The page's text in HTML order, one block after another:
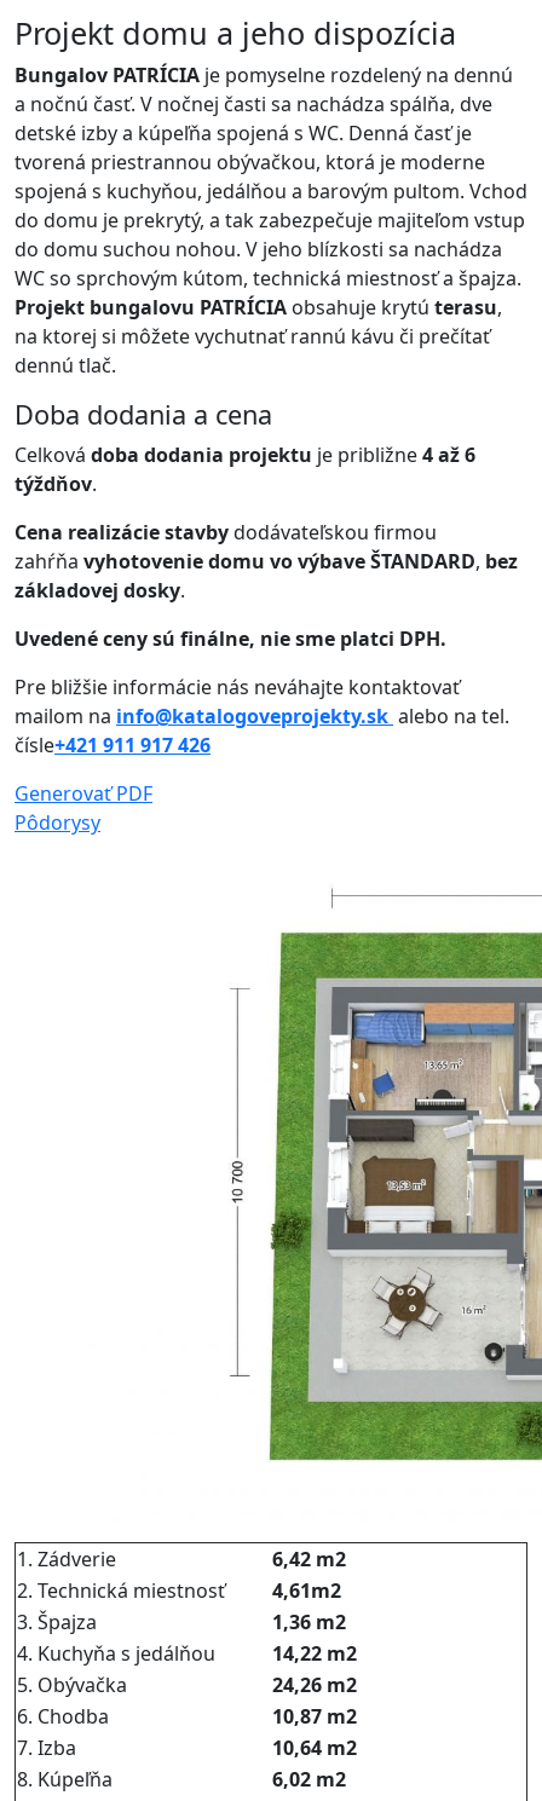
Projekt domu a jeho dispozícia
Bungalov PATRÍCIA je pomyselne rozdelený na dennú
a nočnú časť. V nočnej časti sa nachádza spálňa, dve
detské izby a kúpeľňa spojená s WC. Denná časť je
tvorená priestrannou obývačkou, ktorá je moderne
spojená s kuchyňou, jedálňou a barovým pultom. Vchod
do domu je prekrytý, a tak zabezpečuje majiteľom vstup
do domu suchou nohou. V jeho blízkosti sa nachádza
WC so sprchovým kútom, technická miestnosť a špajza.
Projekt bungalovu PATRÍCIA obsahuje krytú terasu,
na ktorej si môžete vychutnať rannú kávu či prečítať
dennú tlač.
Doba dodania a cena
Celková doba dodania projektu je približne4 až 6
týždňov.
Cena realizácie stavbydodávateľskou firmou
zahŕňa vyhotovenie domu vo výbave ŠTANDARD, bez
základovej dosky.
Uvedené ceny sú finálne, nie sme platci DPH.
Pre bližšie informácie nás neváhajte kontaktovať
mailom na info@katalogoveprojekty.sk alebo na tel.
čísle+421 911 917 426
Generovať PDF
Pôdorysy
1. Zádverie
6,42 m2
2. Technická miestnosť
4,61m2
3. Špajza
1,36 m2
4. Kuchyňa s jedálňou
14,22 m2
5. Obývačka
24,26 m2
6. Chodba
10,87 m2
7. Izba
10,64 m2
8. Kúpeľňa
6,02 m2